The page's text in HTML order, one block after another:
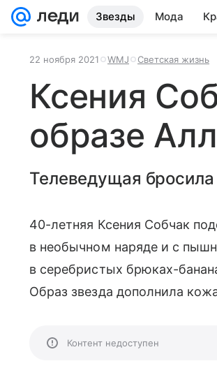
Звезды Мода
22 ноября 2021 WMJ Светская жизнь
Ксения
образе
Телеведущая
40-летняя Ксения Собчак
в необычном наряде и с
в серебристых брюках-
Образ звезда дополнила
Контент недоступен